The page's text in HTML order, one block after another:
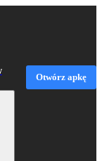
Otwórz apkę